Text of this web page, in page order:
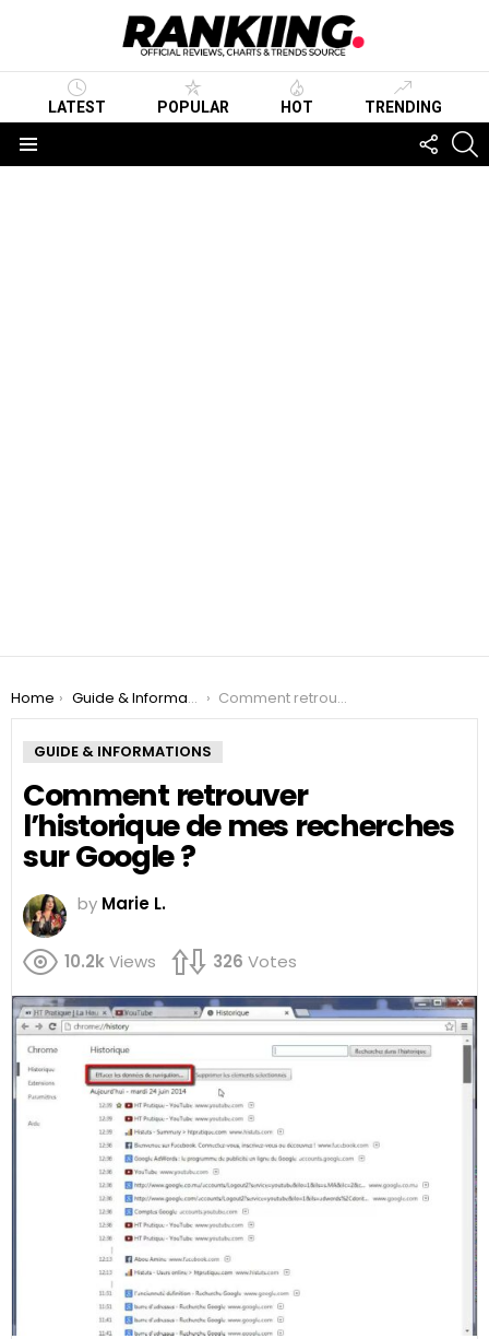
LATEST POPULAR HOT TRENDING
US
You are here:
Home Guide & Informations Comment retrouver l’historique de mes recherches sur Google ?
GUIDE & INFORMATIONS
Comment retrouver
l’historique de mes recherches
sur Google ?
by Marie L.
10.2kViews 326 Votes